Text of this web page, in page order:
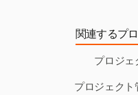
関連するプ
プロジェ
プロジェクト